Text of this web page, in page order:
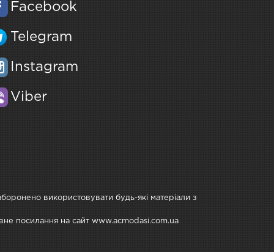
Facebook
Telegram
Instagram
Viber
використовувати будь-які матеріали з
посилання на сайт www.acmodasi.com.ua